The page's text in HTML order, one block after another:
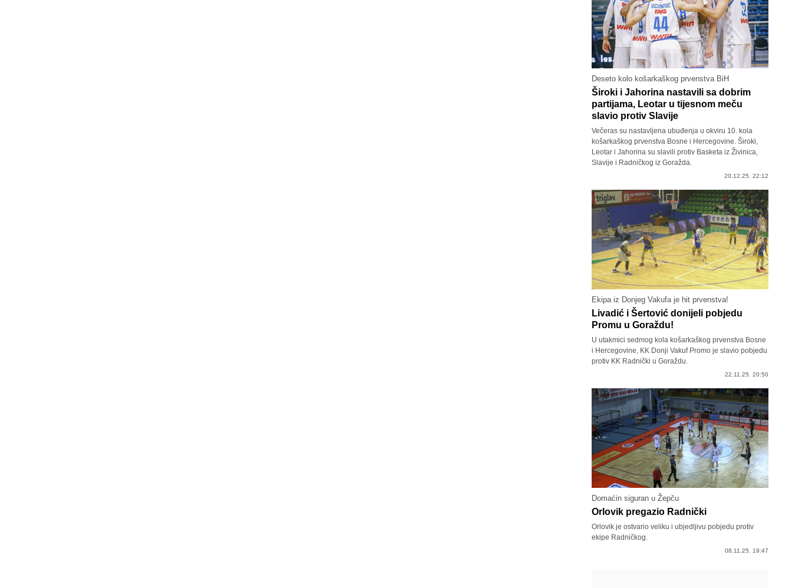
Deseto kolo košarkaškog prvenstva BiH
Široki i Jahorina nastavili sa dobrim
partijama, Leotar u tijesnom meču
slavio protiv Slavije
Večeras su nastavljena ubuđenja u okviru 10. kola
košarkaškog prvenstva Bosne i Hercegovine. Široki,
Leotar i Jahorina su slavili protiv Basketa iz Živinica,
Slavije i Radničkog iz Goražda.
20.12.25. 22:12
Ekipa iz Donjeg Vakufa je hit prvenstva!
Livadić i Šertović donijeli pobjedu
Promu u Goraždu!
U utakmici sedmog kola košarkaškog prvenstva Bosne
i Hercegovine, KK Donji Vakuf Promo je slavio pobjedu
protiv KK Radnički u Goraždu.
22.11.25. 20:50
Domaćin siguran u Žepču
Orlovik pregazio Radnički
Orlovik je ostvario veliku i ubjedljivu pobjedu protiv
ekipe Radničkog.
08.11.25. 19:47